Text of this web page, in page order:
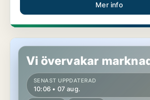
Mer info
Butikslokal i Söderort
Vi övervakar
SENAST UPPDATERAD
10:06 • 07 aug.